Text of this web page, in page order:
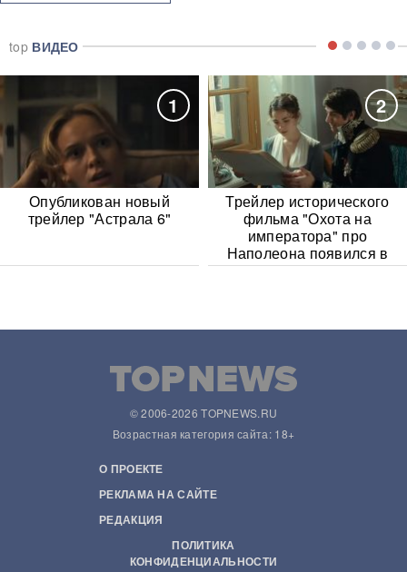
top ВИДЕО
1
Опубликован новый
трейлер "Астрала 6"
2
Трейлер исторического
фильма "Охота на
императора" про
Наполеона появился в
Сети
© 2006-2026 TOPNEWS.RU
Возрастная категория сайта: 18+
О ПРОЕКТЕ
РЕКЛАМА НА САЙТЕ
РЕДАКЦИЯ
ПОЛИТИКА
КОНФИДЕНЦИАЛЬНОСТИ